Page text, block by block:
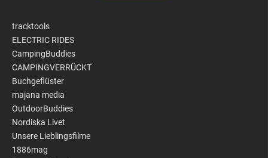
tracktools
ELECTRIC RIDES
CampingBuddies
CAMPINGVERRÜCKT
Buchgeflüster
majana media
OutdoorBuddies
Nordiska Livet
Unsere Lieblingsfilme
1886mag